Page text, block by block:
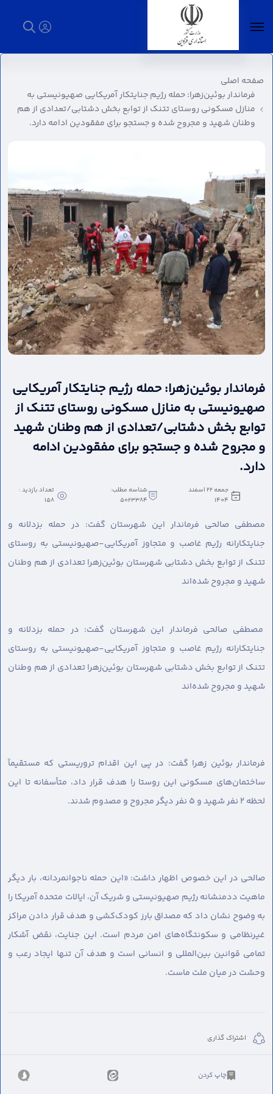
فرماندار بوئین‌زهرا: حمله رژیم جنایتکار آمریکایی
صهیونیستی به منازل مسکونی روستای تتنک از
توابع بخش دشتابی/تعدادی از هم وطنان شهید
و مجروح شده و جستجو برای مفقودین ادامه
دارد. - استانداری قزوین
صفحه اصلی
فرماندار بوئین‌زهرا: حمله رژیم جنایتکار آمریکایی صهیونیستی به
منازل مسکونی روستای تتنک از توابع بخش دشتابی/تعدادی از هم
وطنان شهید و مجروح شده و جستجو برای مفقودین ادامه دارد.
فرماندار بوئین‌زهرا: حمله رژیم جنایتکار آمریکایی
صهیونیستی به منازل مسکونی روستای تتنک از
توابع بخش دشتابی/تعدادی از هم وطنان شهید
و مجروح شده و جستجو برای مفقودین ادامه
دارد.
جمعه 22 اسفند
1404
شناسه مطلب:
5023384
تعداد بازدید :
158
مصطفی صالحی فرماندار این شهرستان گفت: در حمله بزدلانه و
جنایتکارانه رژیم غاصب و متجاوز آمریکایی-صهیونیستی به روستای
تتنک از توابع بخش دشتابی شهرستان بوئین‌زهرا تعدادی از هم وطنان
شهید و مجروح شده‌اند
مصطفی صالحی فرماندار این شهرستان گفت: در حمله بزدلانه و
جنایتکارانه رژیم غاصب و متجاوز آمریکایی-صهیونیستی به روستای
تتنک از توابع بخش دشتابی شهرستان بوئین‌زهرا تعدادی از هم وطنان
شهید و مجروح شده‌اند
فرماندار بوئین زهرا گفت: در پی این اقدام تروریستی که مستقیماً
ساختمان‌های مسکونی این روستا را هدف قرار داد، متأسفانه تا این
لحظه ۲ نفر شهید و ۵ نفر دیگر مجروح و مصدوم شدند.
صالحی در این خصوص اظهار داشت: «این حمله ناجوانمردانه، بار دیگر
ماهیت ددمنشانه رژیم صهیونیستی و شریک آن، ایالات متحده آمریکا را
به وضوح نشان داد که مصداق بارز کودک‌کشی و هدف قرار دادن مراکز
غیرنظامی و سکونتگاه‌های امن مردم است. این جنایت، نقض آشکار
تمامی قوانین بین‌المللی و انسانی است و هدف آن تنها ایجاد رعب و
وحشت در میان ملت ماست.
اشتراک گذاری
چاپ کردن